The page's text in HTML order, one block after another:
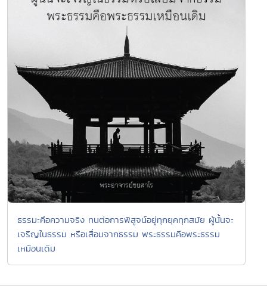
ธรรมะคือความจริง ทนต่อการพิสูจน์อยู่ทุกยุคทุกสมัย ผู้นั้นจะ
เจริญในธรรม หรือเสื่อมจากธรรม พระธรรมคือพระธรรม
เหมือนเดิม